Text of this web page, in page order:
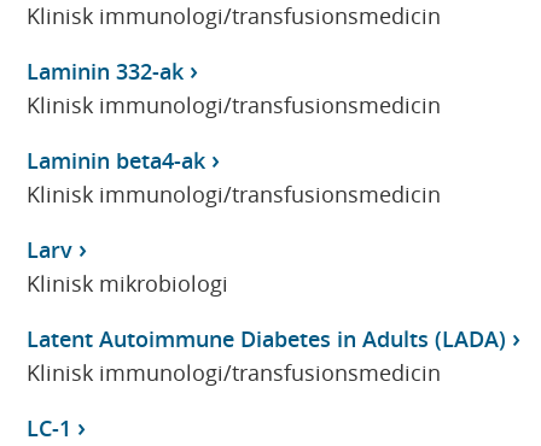
Klinisk immunologi/transfusionsmedicin
Laminin 332-ak
Klinisk immunologi/transfusionsmedicin
Laminin beta4-ak
Klinisk immunologi/transfusionsmedicin
Larv
Klinisk mikrobiologi
Latent Autoimmune Diabetes in Adults (LADA)
Klinisk immunologi/transfusionsmedicin
LC-1